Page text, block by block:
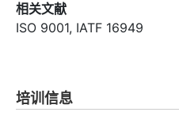
相关文献
ISO 9001, IATF 16949
培训信息